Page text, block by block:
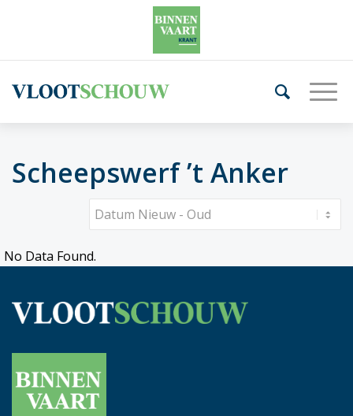
Scheepswerf ’t Anker
No Data Found.